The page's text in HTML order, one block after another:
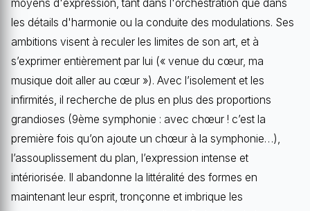
moyens d'expression, tant dans l'orchestration que dans
les détails d'harmonie ou la conduite des modulations. Ses
ambitions visent à reculer les limites de son art, et à
s’exprimer entièrement par lui (« venue du cœur, ma
musique doit aller au cœur »). Avec l’isolement et les
infirmités, il recherche de plus en plus des proportions
grandioses (9ème symphonie : avec chœur ! c’est la
première fois qu’on ajoute un chœur à la symphonie…),
l’assouplissement du plan, l’expression intense et
intériorisée. Il abandonne la littéralité des formes en
maintenant leur esprit, tronçonne et imbrique les